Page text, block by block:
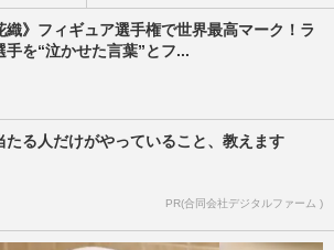
織》フィギュア選手権で世界最高マーク！ラ
手を“泣かせた言葉”とフ...
たる人だけがやっていること、教えます
PR(合同会社デジタルファーム )